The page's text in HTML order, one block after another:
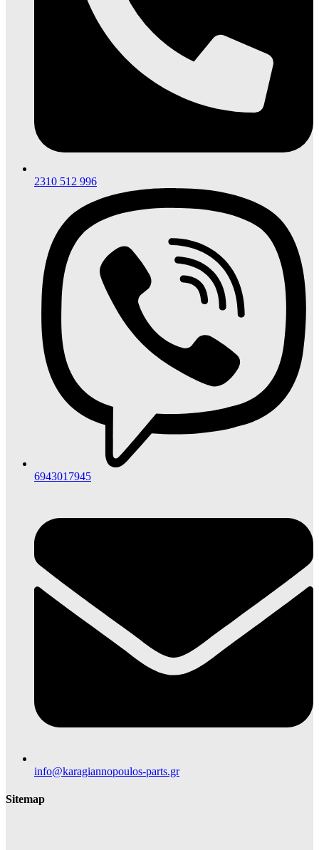
2310 512 996
6943017945
info@karagiannopoulos-parts.gr
Sitemap